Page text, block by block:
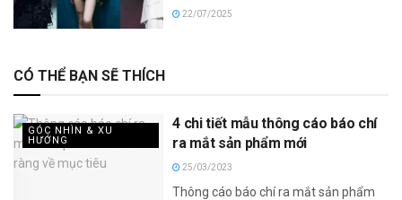
22/07/2025
CÓ THỂ BẠN SẼ THÍCH
GÓC NHÌN & XU
HƯỚNG
4 chi tiết mẫu thông cáo báo chí
ra mắt sản phẩm mới
25/03/2023
Thông cáo báo chí ra mắt sản phẩm